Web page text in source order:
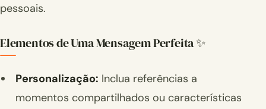
pessoais.
Elementos de Uma Mensagem Perfeita ✨
Personalização: Inclua referências a
momentos compartilhados ou características